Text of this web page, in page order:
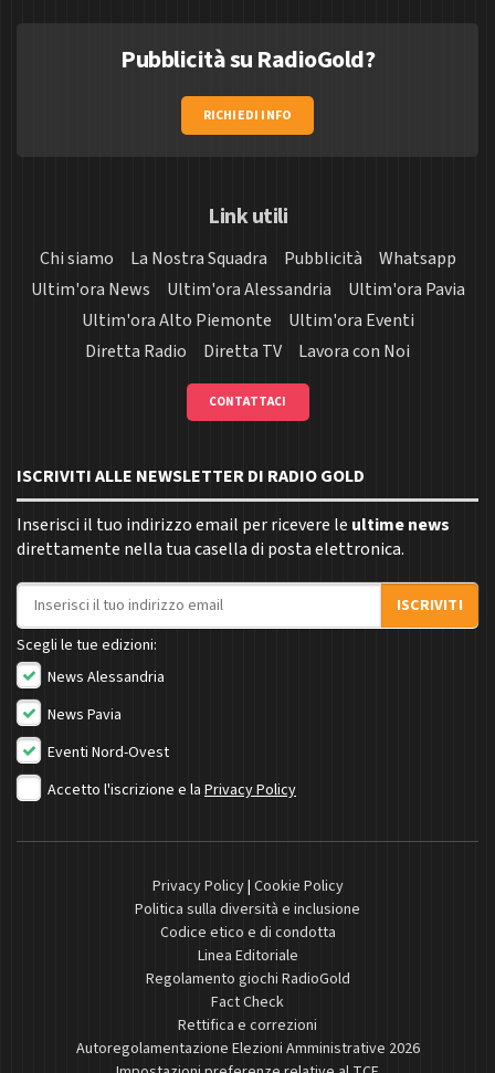
Pubblicità su RadioGold?
RICHIEDI INFO
Link utili
Chi siamo La Nostra Squadra Pubblicità
Whatsapp
Ultim'ora News
Ultim'ora Alessandria
Ultim'ora Pavia
Ultim'ora Alto Piemonte
Ultim'ora Eventi
Diretta Radio
Diretta TV Lavora con Noi
CONTATTACI
ISCRIVITI ALLE NEWSLETTER DI RADIO GOLD
Inserisci il tuo indirizzo email per ricevere le ultime news
direttamente nella tua casella di posta elettronica.
Indirizzo email
ISCRIVITI
Scegli le tue edizioni:
News Alessandria
News Pavia
Eventi Nord-Ovest
Accetto l'iscrizione e la Privacy Policy
Privacy Policy| Cookie Policy
Politica sulla diversità e inclusione
Codice etico e di condotta
Linea Editoriale
Regolamento giochi RadioGold
Fact Check
Rettifica e correzioni
Autoregolamentazione Elezioni Amministrative 2026